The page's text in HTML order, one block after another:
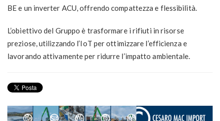
BE e un inverter ACU, offrendo compattezza e flessibilità.
L’obiettivo del Gruppo è trasformare i rifiuti in risorse
preziose, utilizzando l’IoT per ottimizzare l’efficienza e
lavorando attivamente per ridurre l’impatto ambientale.